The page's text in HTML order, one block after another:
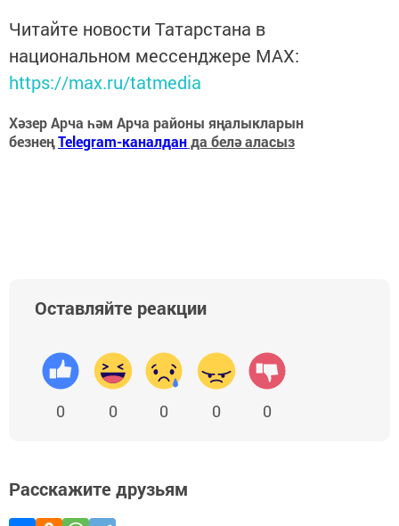
Читайте новости Татарстана в
национальном мессенджере MАХ:
https://max.ru/tatmedia
Хәзер Арча һәм Арча районы яңалыкларын
безнеңTelegram-каналданда белә аласыз
Оставляйте реакции
0 0 0 0 0
Расскажите друзьям